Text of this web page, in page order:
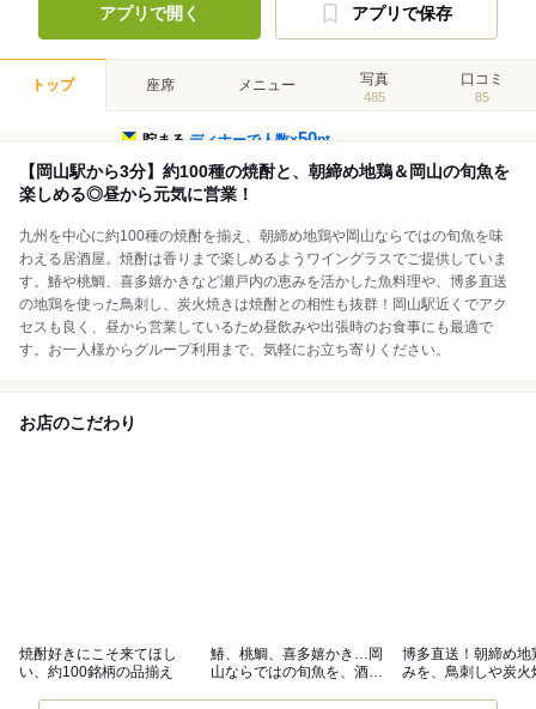
アプリで開く アプリで保存
トップ 座席 メニュー 写真
485
口コミ
85
貯まるディナーで人数×50pt
【岡山駅から3分】約100種の焼酎と、朝締め地鶏＆岡山の旬魚を
楽しめる◎昼から元気に営業！
九州を中心に約100種の焼酎を揃え、朝締め地鶏や岡山ならではの旬魚を味
わえる居酒屋。焼酎は香りまで楽しめるようワイングラスでご提供していま
す。鰆や桃鯛、喜多嬉かきなど瀬戸内の恵みを活かした魚料理や、博多直送
の地鶏を使った鳥刺し、炭火焼きは焼酎との相性も抜群！岡山駅近くでアク
セスも良く、昼から営業しているため昼飲みや出張時のお食事にも最適で
す。お一人様からグループ利用まで、気軽にお立ち寄りください。
お店のこだわり
焼酎好きにこそ来てほし
い、約100銘柄の品揃え
鰆、桃鯛、喜多嬉かき…岡
山ならではの旬魚を、酒と
博多直送！朝締め地
みを、鳥刺しや炭火